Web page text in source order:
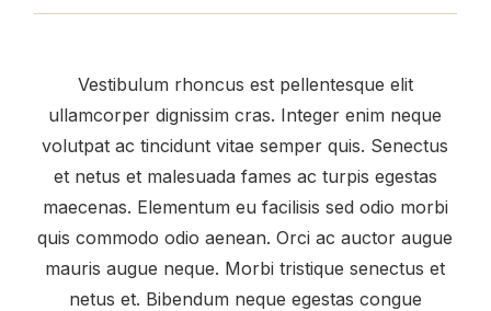
Vestibulum rhoncus est pellentesque elit
ullamcorper dignissim cras. Integer enim neque
volutpat ac tincidunt vitae semper quis. Senectus
et netus et malesuada fames ac turpis egestas
maecenas. Elementum eu facilisis sed odio morbi
quis commodo odio aenean. Orci ac auctor augue
mauris augue neque. Morbi tristique senectus et
netus et. Bibendum neque egestas congue